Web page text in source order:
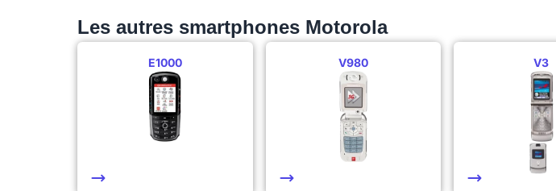
Les autres smartphones Motorola
E1000 V980 V3